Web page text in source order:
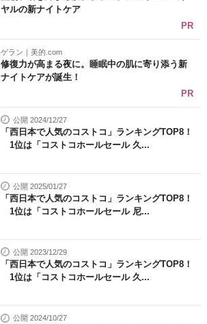
ヤルの新ナイトケア
PR
ゲラン｜美的.com
修復力が高まる夜に。睡眠中の肌に寄り添う新
ナイトケアが誕生！
PR
公開 2024/12/27
「西日本で人気のコストコ」ランキングTOP8！
1位は「コストコホールセール 久...
公開 2025/01/27
「西日本で人気のコストコ」ランキングTOP8！
1位は「コストコホールセール 尼...
公開 2023/12/29
「西日本で人気のコストコ」ランキングTOP8！
1位は「コストコホールセール 久...
公開 2024/10/27